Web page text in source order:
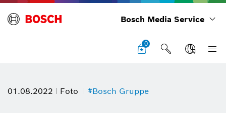
Bosch Media Service
0
01.08.2022 Foto #Bosch Gruppe